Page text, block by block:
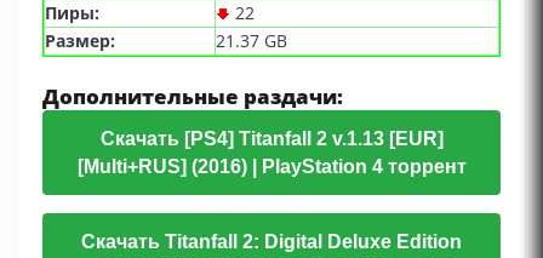
Пиры:
22
Размер:
21.37 GB
Дополнительные раздачи:
Скачать [PS4] Titanfall 2 v.1.13 [EUR]
[Multi+RUS] (2016) | PlayStation 4 торрент
Скачать Titanfall 2: Digital Deluxe Edition